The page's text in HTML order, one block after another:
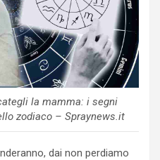
la mamma: i segni
zodiaco – Spraynews.it
dai non perdiamo